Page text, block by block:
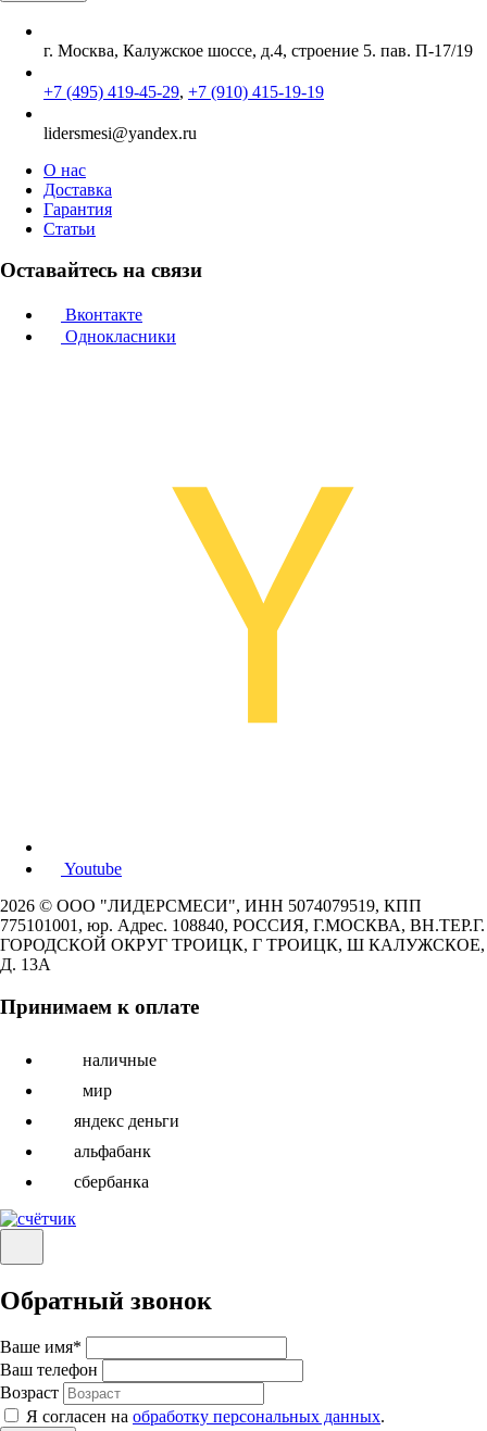
г. Москва, Калужское шоссе, д.4, строение 5. пав. П-17/19
+7 (495) 419-45-29, +7 (910) 415-19-19
lidersmesi@yandex.ru
О нас
Доставка
Гарантия
Статьи
Оставайтесь на связи
Вконтакте
Однокласники
Youtube
2026 © ООО "ЛИДЕРСМЕСИ", ИНН 5074079519, КПП
775101001, юр. Адрес. 108840, РОССИЯ, Г.МОСКВА, ВН.ТЕР.Г.
ГОРОДСКОЙ ОКРУГ ТРОИЦК, Г ТРОИЦК, Ш КАЛУЖСКОЕ,
Д. 13А
Принимаем к оплате
наличные
мир
яндекс деньги
альфабанк
сбербанка
Обратный звонок
Ваше имя*
Ваш телефон
Возраст
Я согласен на обработку персональных данных.